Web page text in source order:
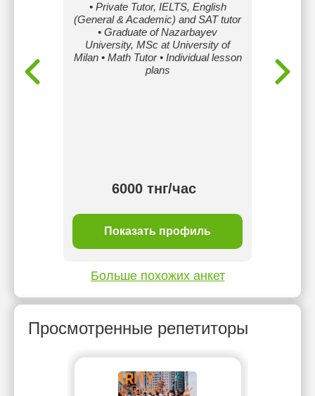
150
• Private Tutor, IELTS, English
(General & Academic) and SAT tutor
• Graduate of Nazarbayev
University, MSc at University of
Milan • Math Tutor • Individual lesson
plans
6000 тнг/час
Показать профиль
Больше похожих анкет
Просмотренные репетиторы